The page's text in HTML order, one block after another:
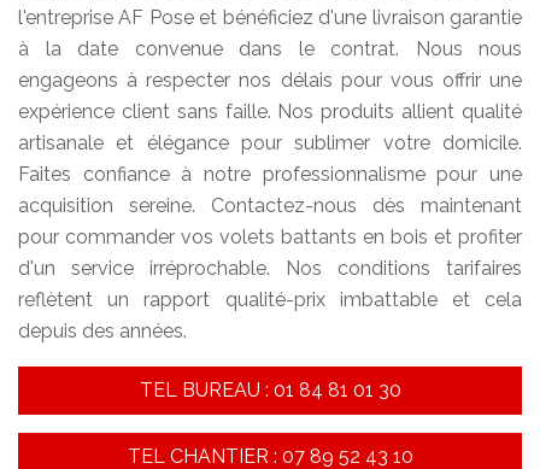
l'entreprise AF Pose et bénéficiez d'une livraison garantie
à la date convenue dans le contrat. Nous nous
engageons à respecter nos délais pour vous offrir une
expérience client sans faille. Nos produits allient qualité
artisanale et élégance pour sublimer votre domicile.
Faites confiance à notre professionnalisme pour une
acquisition sereine. Contactez-nous dès maintenant
pour commander vos volets battants en bois et profiter
d'un service irréprochable. Nos conditions tarifaires
reflètent un rapport qualité-prix imbattable et cela
depuis des années.
TEL BUREAU : 01 84 81 01 30
TEL CHANTIER : 07 89 52 43 10